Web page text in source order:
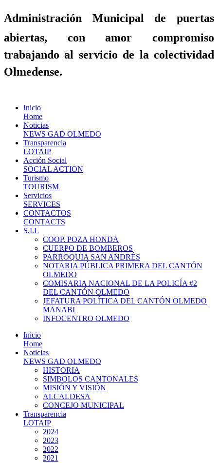
Administración Municipal de puertas
abiertas, con amor compromiso
trabajando al servicio de la colectividad
Olmedense.
Inicio
Home
Noticias
NEWS GAD OLMEDO
Transparencia
LOTAIP
Acción Social
SOCIAL ACTION
Turismo
TOURISM
Servicios
SERVICES
CONTACTOS
CONTACTS
S.I.L
COOP. POZA HONDA
CUERPO DE BOMBEROS
PARROQUIA SAN ANDRÉS
NOTARIA PÚBLICA PRIMERA DEL CANTÓN
OLMEDO
COMISARIA NACIONAL DE LA POLICÍA #2
DEL CANTÓN OLMEDO
JEFATURA POLÍTICA DEL CANTÓN OLMEDO
MANABI
INFOCENTRO OLMEDO
Inicio
Home
Noticias
NEWS GAD OLMEDO
HISTORIA
SIMBOLOS CANTONALES
MISIÓN Y VISIÓN
ALCALDESA
CONCEJO MUNICIPAL
Transparencia
LOTAIP
2024
2023
2022
2021